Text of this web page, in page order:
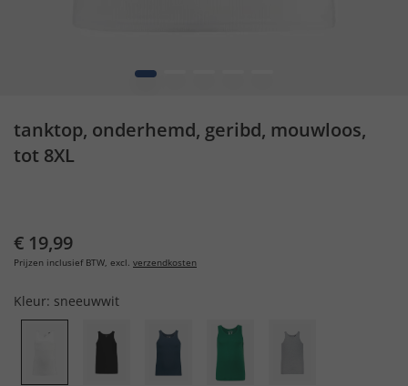
1
tanktop, onderhemd, geribd, mouwloos,
tot 8XL
€ 19,99
Prijzen inclusief BTW, excl. verzendkosten
Kleur: sneeuwwit